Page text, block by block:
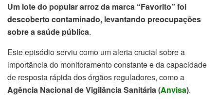
Um lote do popular arroz da marca “Favorito” foi
descoberto contaminado, levantando preocupações
sobre a saúde pública.
Este episódio serviu como um alerta crucial sobre a
importância do monitoramento constante e da capacidade
de resposta rápida dos órgãos reguladores, como a
Agência Nacional de Vigilância Sanitária (Anvisa).